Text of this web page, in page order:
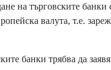
на търговските
валута, т.е.
банки трябва да